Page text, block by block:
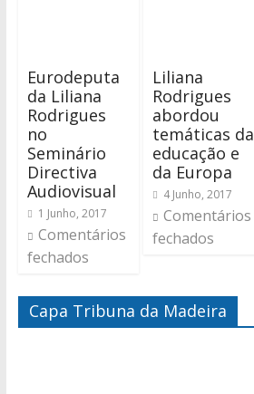
Eurodeputa
da Liliana
Rodrigues
no
Seminário
Directiva
Audiovisual
1 Junho, 2017
Comentários
fechados
Liliana
Rodrigues
abordou
temáticas da
educação e
da Europa
4 Junho, 2017
Comentários
fechados
Capa Tribuna da Madeira